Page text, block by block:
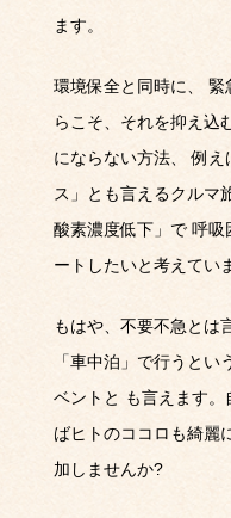
ます。
環境保全と同時に、
緊
らこそ、それを抑え込
にならない方法、
例え
ス」とも言えるクルマ
酸素濃度低下」で 呼吸
ートしたいと考えてい
もはや、不要不急とは
「車中泊」で行うと
ベントと も言えます
ばヒトのココロも綺麗
加しませんか?